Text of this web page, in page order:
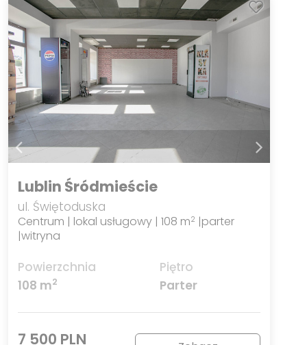
Lublin Śródmieście
ul. Świętoduska
Centrum | lokal usługowy | 108 m2 |parter
|witryna
Powierzchnia
108 m2
Piętro
Parter
7 500 PLN